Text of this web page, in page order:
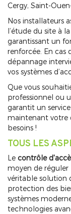
Cergy, Saint-
Nos installateurs
l’étude du site à
garantissant un
renforcée. En cas
dépannage
vos systèmes
Que vous
professionnel ou
garantit un
maintenant votre
besoins !
TOUS LES
Le contrôle
moyen de
véritable solution
protection des
systèmes
technologies